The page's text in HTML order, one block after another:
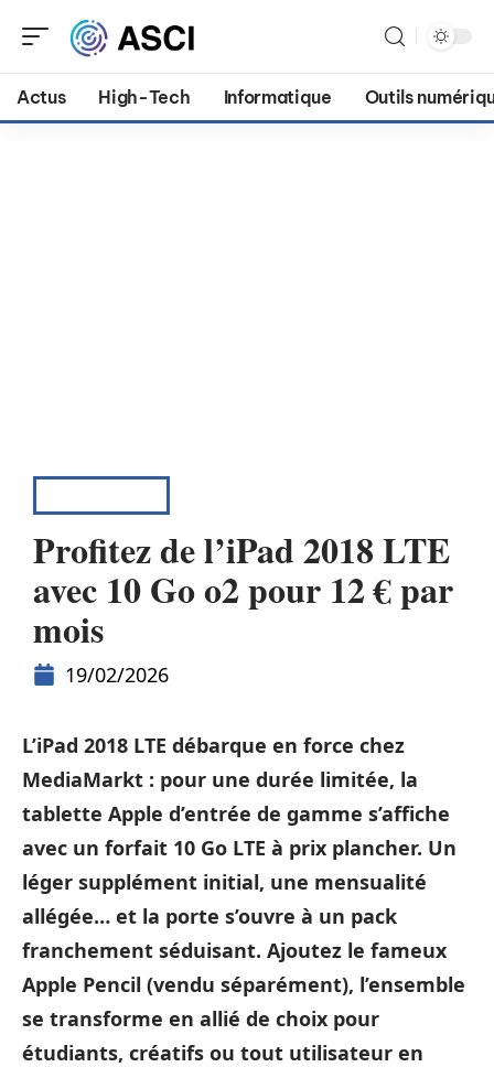
Actus High-Tech Informatique Outils
Profitez de l’iPad 2018 LTE
avec 10 Go o2 pour 12 € par
mois
19/02/2026
L’iPad 2018 LTE débarque en force chez
MediaMarkt : pour une durée limitée, la
tablette Apple d’entrée de gamme s’affiche
avec un forfait 10 Go LTE à prix plancher. Un
léger supplément initial, une mensualité
allégée… et la porte s’ouvre à un pack
franchement séduisant. Ajoutez le fameux
Apple Pencil (vendu séparément), l’ensemble
se transforme en allié de choix pour
étudiants, créatifs ou tout utilisateur en